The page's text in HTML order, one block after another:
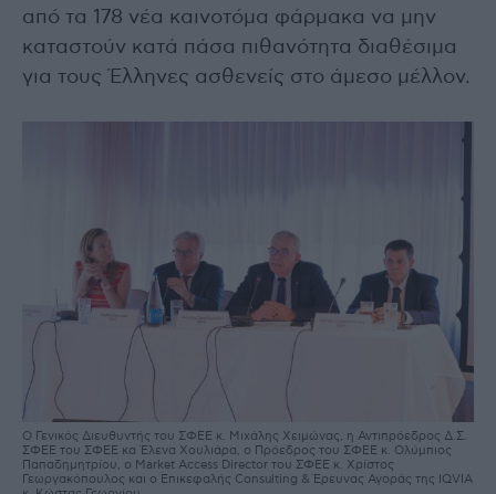
από τα 178 νέα καινοτόμα φάρμακα να μην
καταστούν κατά πάσα πιθανότητα διαθέσιμα
για τους Έλληνες ασθενείς στο άμεσο μέλλον.
Ο Γενικός Διευθυντής του ΣΦΕΕ κ. Μιχάλης Χειμώνας, η Αντιπρόεδρος Δ.Σ.
ΣΦΕΕ του ΣΦΕΕ κα Έλενα Χουλιάρα, ο Πρόεδρος του ΣΦΕΕ κ. Ολύμπιος
Παπαδημητρίου, ο Market Access Director του ΣΦΕΕ κ. Χρίστος
Γεωργακόπουλος και ο Επικεφαλής Consulting & Έρευνας Αγοράς της IQVIA